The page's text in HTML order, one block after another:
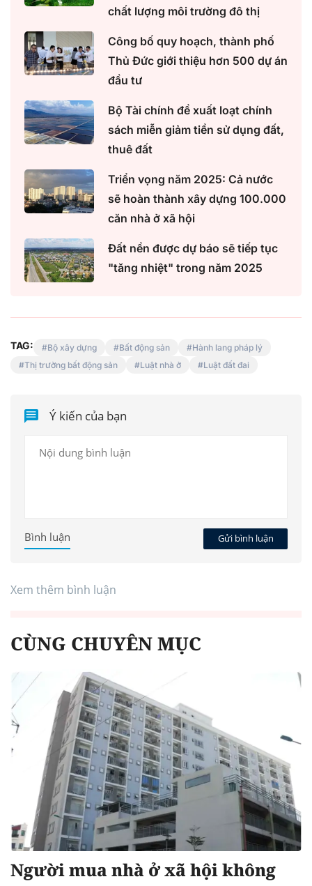
chất lượng môi trường đô thị
Công bố quy hoạch, thành phố
Thủ Đức giới thiệu hơn 500 dự án
đầu tư
Bộ Tài chính đề xuất loạt chính
sách miễn giảm tiền sử dụng đất,
thuê đất
Triển vọng năm 2025: Cả nước
sẽ hoàn thành xây dựng 100.000
căn nhà ở xã hội
Đất nền được dự báo sẽ tiếp tục
"tăng nhiệt" trong năm 2025
TAG: Bộ xây dựng Bất động sản
Hành lang pháp lý
Thị trường bất động sản
Luật nhà ở Luật đất đai
Ý kiến của bạn
Gửi bình luận
Bình luận
Xem thêm bình luận
CÙNG CHUYÊN MỤC
Người mua nhà ở xã hội không